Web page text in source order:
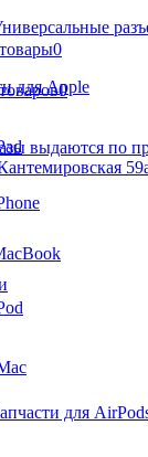
0
0
выдаются по
для Apple
для